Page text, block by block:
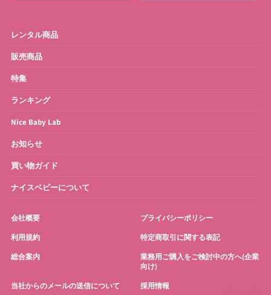
レンタル商品
販売商品
特集
ランキング
Nice Baby Lab
お知らせ
買い物ガイド
ナイスベビーについて
会社概要 プライバシーポリシー
利用規約 特定商取引に関する表記
総合案内
業務用ご購入をご検討中の方へ(企業
向け)
当社からのメールの送信について 採用情報